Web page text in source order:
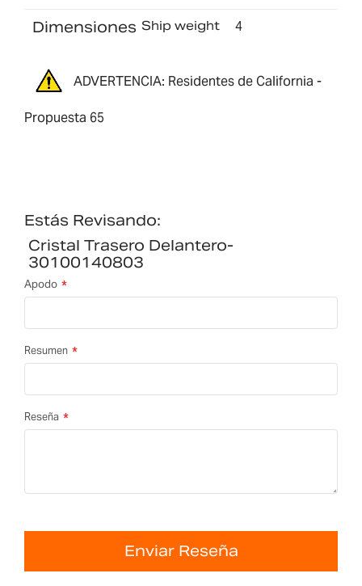
Dimensiones Ship weight 4
ADVERTENCIA: Residentes de California -
Propuesta 65
Estás Revisando:
Cristal Trasero Delantero-
30100140803
Apodo
Resumen
Reseña
Enviar Reseña